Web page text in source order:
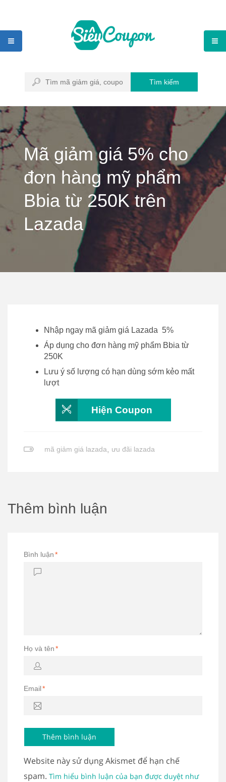
Tìm kiếm
Mã giảm giá 5% cho
đơn hàng mỹ phẩm
Bbia từ 250K trên
Lazada
Nhập ngay mã giảm giá Lazada 5%
Áp dụng cho đơn hàng mỹ phẩm Bbia từ
250K
Lưu ý số lượng có hạn dùng sớm kẻo mất
lượt
Hiện Coupon
mã giảm giá lazada, ưu đãi lazada
Thêm bình luận
Bình luận*
Họ và tên*
Email*
Website này sử dụng Akismet để hạn chế
spam. Tìm hiểu bình luận của bạn được duyệt như